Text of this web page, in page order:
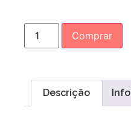
Comprar
Descrição